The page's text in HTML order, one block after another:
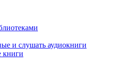
и слушать аудиокниги
книги